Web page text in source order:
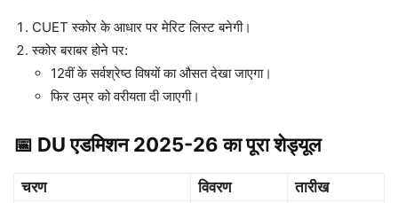
CUET स्कोर के आधार पर मेरिट लिस्ट बनेगी।
स्कोर बराबर होने पर:
12वीं के सर्वश्रेष्ठ विषयों का औसत देखा जाएगा।
फिर उम्र को वरीयता दी जाएगी।
📅 DU एडमिशन 2025-26 का पूरा शेड्यूल
चरण विवरण
तारीख